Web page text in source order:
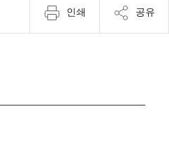
집
안
인쇄 공유